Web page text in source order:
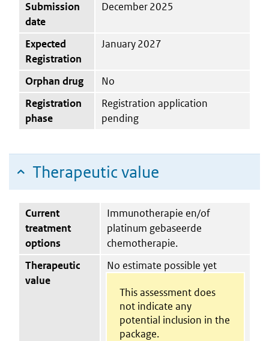
Submission
date
December 2025
Expected
Registration
January 2027
Orphan drug
No
Registration
phase
Registration application
pending
Therapeutic value
Current
treatment
options
Immunotherapie en/of
platinum gebaseerde
chemotherapie.
Therapeutic
value
No estimate possible yet
This assessment does
not indicate any
potential inclusion in the
package.